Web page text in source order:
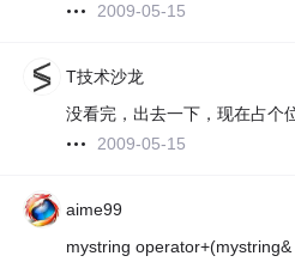
2009-05-15
T技术沙龙
没看完，出去一下，现在占个
2009-05-15
aime99
mystring